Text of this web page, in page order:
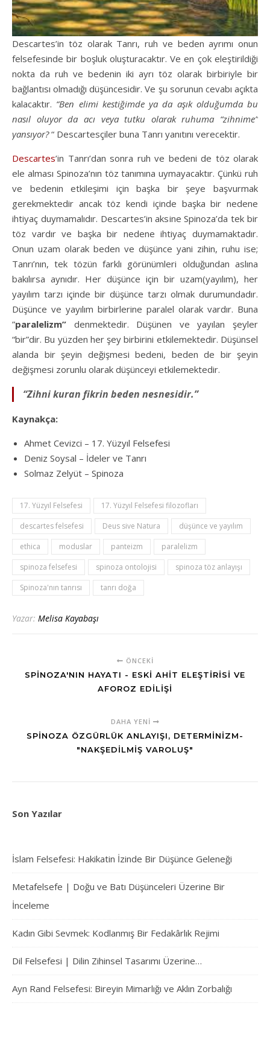
Descartes’in töz olarak Tanrı, ruh ve beden ayrımı onun
felsefesinde bir boşluk oluşturacaktır. Ve en çok eleştirildiği
nokta da ruh ve bedenin iki ayrı töz olarak birbiriyle bir
bağlantısı olmadığı düşüncesidir. Ve şu sorunun cevabı açıkta
kalacaktır. “Ben elimi kestiğimde ya da aşık olduğumda bu
nasıl oluyor da acı veya tutku olarak ruhuma “zihnime”
yansıyor?“ Descartesçiler buna Tanrı yanıtını verecektir.
Descartes’in Tanrı’dan sonra ruh ve bedeni de töz olarak
ele alması Spinoza’nın töz tanımına uymayacaktır. Çünkü ruh
ve bedenin etkileşimi için başka bir şeye başvurmak
gerekmektedir ancak töz kendi içinde başka bir nedene
ihtiyaç duymamalıdır. Descartes’in aksine Spinoza’da tek bir
töz vardır ve başka bir nedene ihtiyaç duymamaktadır.
Onun uzam olarak beden ve düşünce yani zihin, ruhu ise;
Tanrı’nın, tek tözün farklı görünümleri olduğundan aslına
bakılırsa aynıdır. Her düşünce için bir uzam(yayılım), her
yayılım tarzı içinde bir düşünce tarzı olmak durumundadır.
Düşünce ve yayılım birbirlerine paralel olarak vardır. Buna
”paralelizm” denmektedir. Düşünen ve yayılan şeyler
“bir”dir. Bu yüzden her şey birbirini etkilemektedir. Düşünsel
alanda bir şeyin değişmesi bedeni, beden de bir şeyin
değişmesi zorunlu olarak düşünceyi etkilemektedir.
“Zihni kuran fikrin beden nesnesidir.”
Kaynakça:
Ahmet Cevizci – 17. Yüzyıl Felsefesi
Deniz Soysal – İdeler ve Tanrı
Solmaz Zelyüt – Spinoza
17. Yüzyıl Felsefesi
17. Yüzyıl Felsefesi filozofları
descartes felsefesi
Deus sive Natura
düşünce ve yayılım
ethica
moduslar panteizm
paralelizm
spinoza felsefesi
spinoza ontolojisi
spinoza töz anlayışı
Spinoza'nın tanrısı
tanrı doğa
Yazar: Melisa Kayabaşı
ÖNCEKI
SPINOZA'NIN HAYATI - ESKI AHIT ELEŞTIRISI VE
AFOROZ EDILIŞI
DAHA YENI
SPINOZA ÖZGÜRLÜK ANLAYIŞI, DETERMINIZM-
"NAKŞEDILMIŞ VAROLUŞ"
Son Yazılar
İslam Felsefesi: Hakikatin İzinde Bir Düşünce Geleneği
Metafelsefe | Doğu ve Batı Düşünceleri Üzerine Bir
İnceleme
Kadın Gibi Sevmek: Kodlanmış Bir Fedakârlık Rejimi
Dil Felsefesi | Dilin Zihinsel Tasarımı Üzerine…
Ayn Rand Felsefesi: Bireyin Mimarlığı ve Aklın Zorbalığı